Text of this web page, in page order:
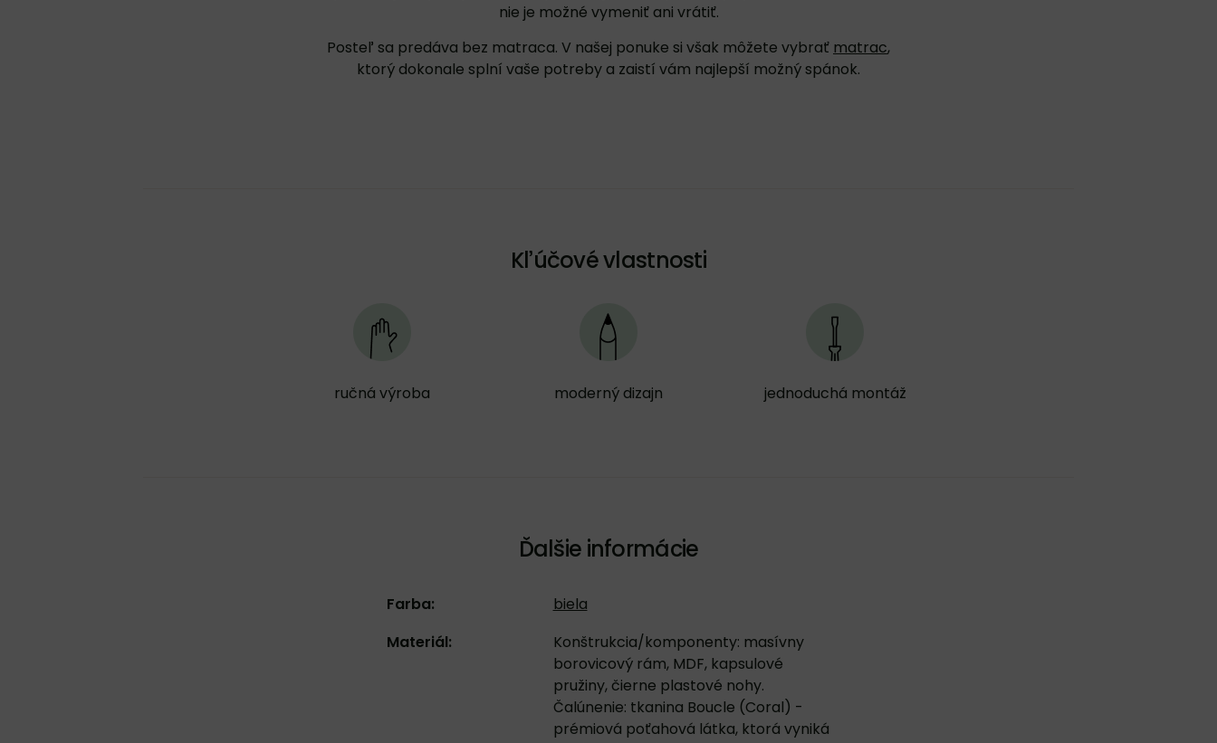
nie je možné vymeniť ani vrátiť.
Posteľ sa predáva bez matraca. V našej ponuke si však môžete vybrať matrac,
ktorý dokonale splní vaše potreby a zaistí vám najlepší možný spánok.
Kľúčové vlastnosti
ručná výroba moderný dizajn jednoduchá montáž
Ďalšie informácie
Farba:
biela
Materiál:
Konštrukcia/komponenty: masívny
borovicový rám, MDF, kapsulové
pružiny, čierne plastové nohy.
Čalúnenie: tkanina Boucle (Coral) -
prémiová poťahová látka, ktorá vyniká